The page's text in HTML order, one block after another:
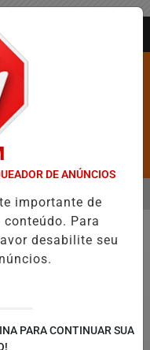
A 6ª POSIÇÃO EM NOVO
MENU
DE ANÚNCIOS
importante de
Para
desabilite seu
PARA CONTINUAR SUA